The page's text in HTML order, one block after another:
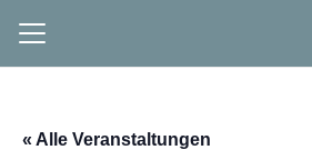
« Alle Veranstaltungen